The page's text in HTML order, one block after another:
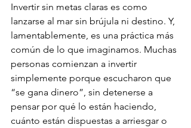
Invertir sin metas claras es como
lanzarse al mar sin brújula ni destino. Y,
lamentablemente, es una práctica más
común de lo que imaginamos. Muchas
personas comienzan a invertir
simplemente porque escucharon que
“se gana dinero”, sin detenerse a
pensar por qué lo están haciendo,
cuánto están dispuestas a arriesgar o